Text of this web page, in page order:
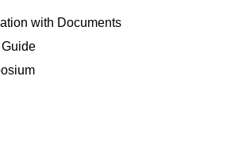
with Documents